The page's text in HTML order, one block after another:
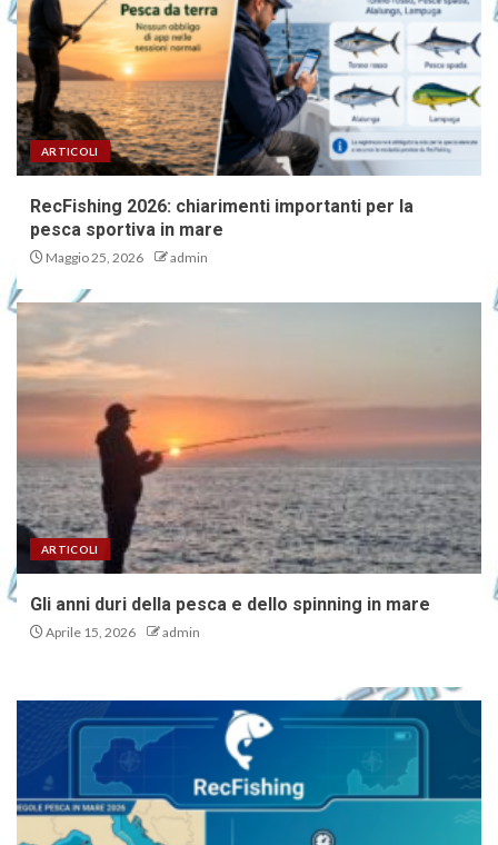
ARTICOLI
RecFishing 2026: chiarimenti importanti per la
pesca sportiva in mare
Maggio 25, 2026 admin
ARTICOLI
Gli anni duri della pesca e dello spinning in mare
Aprile 15, 2026 admin